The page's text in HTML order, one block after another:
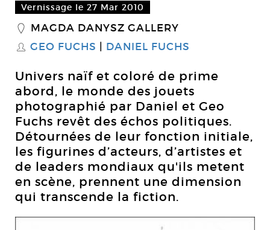
Vernissage le 27 Mar 2010
_ MAGDA DANYSZ GALLERY
S GEO FUCHS DANIEL FUCHS
Univers naïf et coloré de prime
abord, le monde des jouets
photographié par Daniel et Geo
Fuchs revêt des échos politiques.
Détournées de leur fonction initiale,
les figurines d’acteurs, d’artistes et
de leaders mondiaux qu'ils metent
en scène, prennent une dimension
qui transcende la fiction.